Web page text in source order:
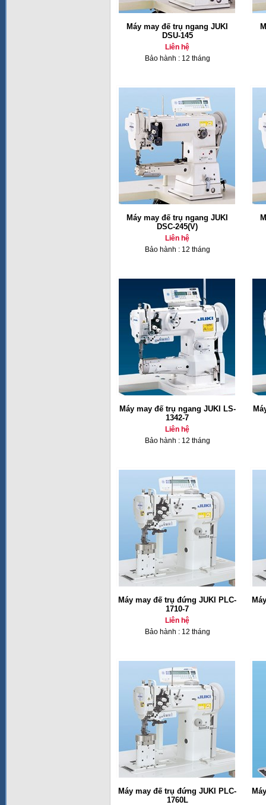
Máy may đế trụ ngang JUKI
DSU-145
Liên hệ
Bảo hành : 12 tháng
Máy may đế trụ ngang JUKI
DSC-245(V)
Liên hệ
Bảo hành : 12 tháng
Máy may đế trụ ngang JUKI LS-
1342-7
Liên hệ
Bảo hành : 12 tháng
Máy may đế trụ đứng JUKI PLC-
1710-7
Liên hệ
Bảo hành : 12 tháng
Máy may đế trụ đứng JUKI PLC-
1760L